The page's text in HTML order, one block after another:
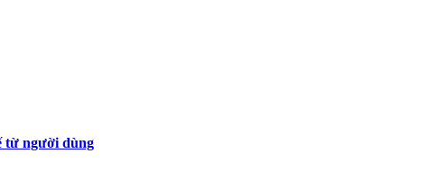
từ người dùng